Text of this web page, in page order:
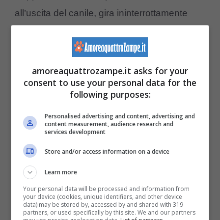
all’uscita del canile, gira ininterrottamente
l’emozione. Per condividere con lui
probabilmente, e la sua compagna, il suo
momento di incontenibile felicità. Oppure c’è
chi – sempre tra loro – non riesce ad
aspettare fermo nel box. Non sopporta
l’attesa, o che venga trasferito, e preferisce
quindi andare egli stessoincontroa coloro
che, da quel momento in poi, diverranno gli
esponenti della sua nuova famiglia.
amoreaquattrozampe.it asks for your
consent to use your personal data for the
following purposes:
Personalised advertising and content, advertising and
content measurement, audience research and
services development
Store and/or access information on a device
Learn more
Your personal data will be processed and information from
your device (cookies, unique identifiers, and other device
data) may be stored by, accessed by and shared with 319
partners, or used specifically by this site. We and our partners